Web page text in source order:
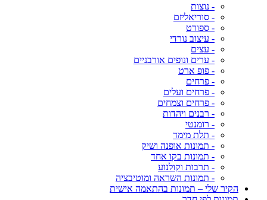
- נוצות
- סוריאליזם
- ספורט
- עיצוב נורדי
- עצים
- ערים ונופים אורבניים
- פופ ארט
- פרחים
- פרחים ועלים
- פרחים וצמחים
- רבנים ויהדות
- רומנטי
- תלת מימד
- תמונות אופנה ושיק
- תמונות בקו אחד
- תרבות וקולנוע
- תמונות השראה ומוטיבציה
הקיר שלי – תמונות בהתאמה אישית